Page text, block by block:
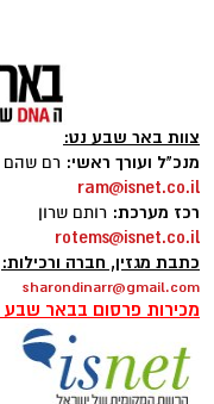
צוות באר שבע נט:
מנכ"ל ועורך ראשי: רם שהם
ram@isnet.co.il
רכז מערכת: רותם שרון
rotems@isnet.co.il
כתבת מגזין, חברה ורכילות:
sharondinarr@gmail.com
מכירות פרסום בבאר שבע